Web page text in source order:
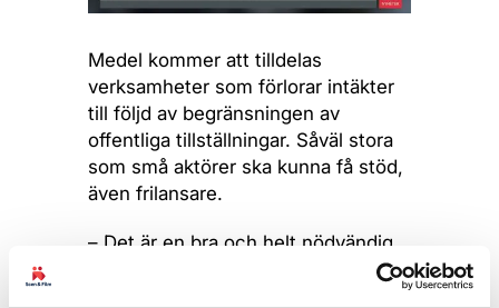
Medel kommer att tilldelas
verksamheter som förlorar intäkter
till följd av begränsningen av
offentliga tillställningar. Såväl stora
som små aktörer ska kunna få stöd,
även frilansare.
– Det är en bra och helt nödvändig
största vikt att de myndigheter som